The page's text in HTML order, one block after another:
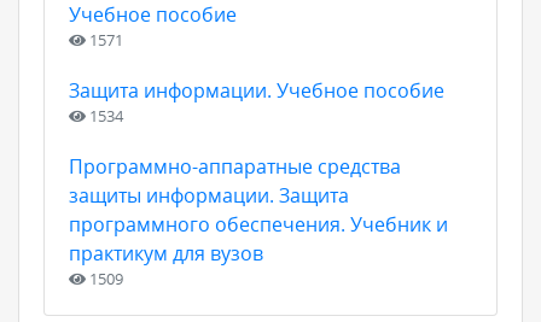
Учебное пособие
1571
Защита информации. Учебное пособие
1534
Программно-аппаратные средства
защиты информации. Защита
программного обеспечения. Учебник и
практикум для вузов
1509